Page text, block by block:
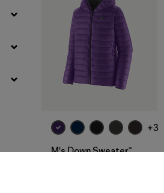
+3
M's Down Sweater™